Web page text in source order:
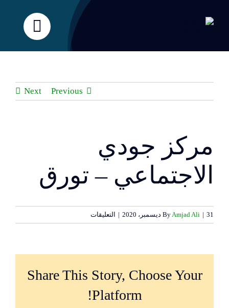
Previous
Next
Larger
Image
مركز جودي
الاجتماعي – تورق
ByAmjad Ali | 31 ديسمبر، 2020 | التعليقاتعلى
مركز
تورق
مغلقة
Share This Story, Choose Your
Platform!